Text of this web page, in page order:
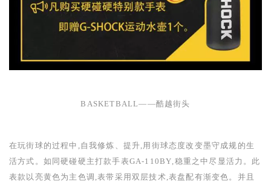
BASKETBALL——酷越街头
在玩街球的过程中,自我修炼、提升,用街球态度改变墨守成规的生
活方式。如同硬碰硬主打款手表GA-110BY ,稳重之中尽显活力。此
表款以亮黄色为主色调,表带采用双层技术,表盘配有渐变色。并且